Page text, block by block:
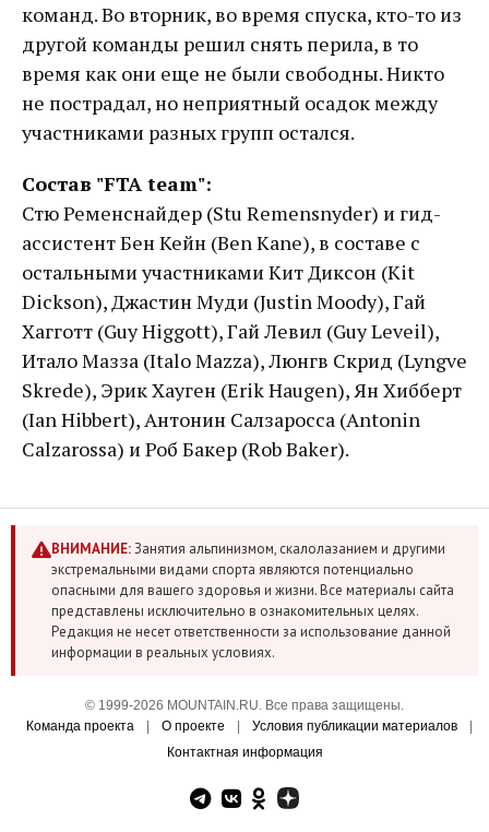
команд. Во вторник, во время спуска, кто-то из
другой команды решил снять перила, в то
время как они еще не были свободны. Никто
не пострадал, но неприятный осадок между
участниками разных групп остался.
Состав "FTA team":
Стю Ременснайдер (Stu Remensnyder) и гид-
ассистент Бен Кейн (Ben Kane), в составе с
остальными участниками Кит Диксон (Kit
Dickson), Джастин Муди (Justin Moody), Гай
Хагготт (Guy Higgott), Гай Левил (Guy Leveil),
Итало Мазза (Italo Mazza), Люнгв Скрид (Lyngve
Skrede), Эрик Хауген (Erik Haugen), Ян Хибберт
(Ian Hibbert), Антонин Салзаросса (Antonin
Calzarossa) и Роб Бакер (Rob Baker).
ВНИМАНИЕ:Занятия альпинизмом, скалолазанием и другими
экстремальными видами спорта являются потенциально
опасными для вашего здоровья и жизни. Все материалы сайта
представлены исключительно в ознакомительных целях.
Редакция не несет ответственности за использование данной
информации в реальных условиях.
© 1999-2026 MOUNTAIN.RU. Все права защищены.
Команда проекта
О проекте Условия публикации материалов
Контактная информация